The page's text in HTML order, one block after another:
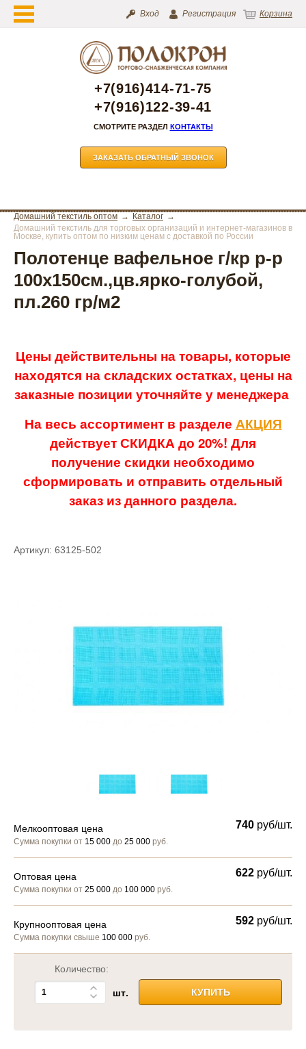
Вход Регистрация Корзина
+7(916)414-71-75
+7(916)122-39-41
СМОТРИТЕ РАЗДЕЛ КОНТАКТЫ
ЗАКАЗАТЬ ОБРАТНЫЙ ЗВОНОК
Домашний текстиль оптом
Каталог
Домашний текстиль для торговых организаций и интернет-магазинов в
Москве, купить оптом по низким ценам с доставкой по России
Полотенце вафельное г/кр р-р
100х150см.,цв.ярко-голубой,
пл.260 гр/м2
Цены действительны на товары, которые
находятся на складских остатках, цены на
заказные позиции уточняйте у менеджера
На весь ассортимент в разделе АКЦИЯ
действует СКИДКА до 20%! Для
получение скидки необходимо
сформировать и отправить отдельный
заказ из данного раздела.
Артикул: 63125-502
Мелкооптовая цена
Сумма покупки от 15 000 до 25 000 руб.
740 руб/шт.
Оптовая цена
Сумма покупки от 25 000 до 100 000 руб.
622 руб/шт.
Крупнооптовая цена
Сумма покупки свыше 100 000 руб.
592 руб/шт.
Количество:
шт. КУПИТЬ